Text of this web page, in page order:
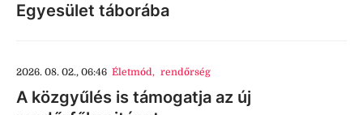
Egyesület táborába
2026. 08. 02., 06:46 Életmód, rendőrség
A közgyűlés is támogatja az új